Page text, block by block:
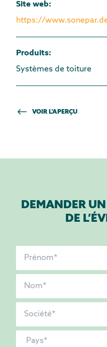
Site web:
https://
Produits:
Systèmes de toiture
VOIR L'APERÇU
DEMANDER
DE